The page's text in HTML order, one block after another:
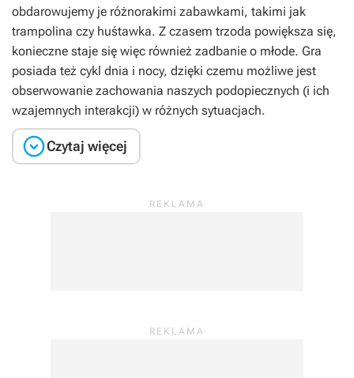
obdarowujemy je różnorakimi zabawkami, takimi jak
trampolina czy huśtawka. Z czasem trzoda powiększa się,
konieczne staje się więc również zadbanie o młode. Gra
posiada też cykl dnia i nocy, dzięki czemu możliwe jest
obserwowanie zachowania naszych podopiecznych (i ich
wzajemnych interakcji) w różnych sytuacjach.
Czytaj więcej